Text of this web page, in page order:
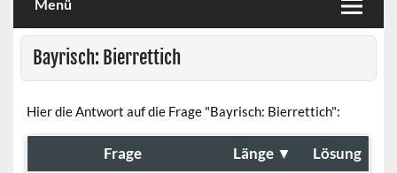
Menü
Bayrisch: Bierrettich
Hier die Antwort auf die Frage "Bayrisch: Bierrettich":
Frage Länge ▼ Lösung